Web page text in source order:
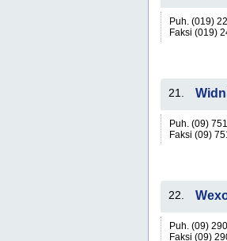
Puh. (019)
Faksi (019)
21.
Puh. (09)
Faksi (09)
22.
Puh. (09)
Faksi (09)